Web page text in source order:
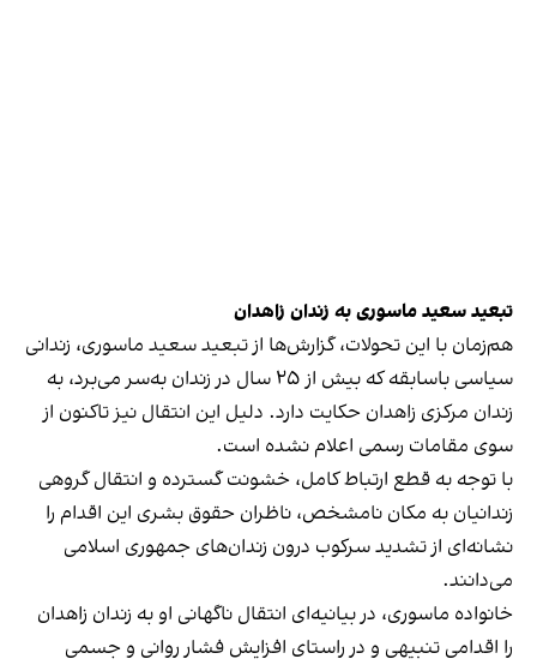
تبعید سعید ماسوری به زندان زاهدان
هم‌زمان با این تحولات، گزارش‌ها از تبعید سعید ماسوری، زندانی
سیاسی باسابقه که بیش از ۲۵ سال در زندان به‌سر می‌برد، به
زندان مرکزی زاهدان حکایت دارد. دلیل این انتقال نیز تاکنون از
سوی مقامات رسمی اعلام نشده است.
با توجه به قطع ارتباط کامل، خشونت گسترده و انتقال گروهی
زندانیان به مکان نامشخص، ناظران حقوق بشری این اقدام را
نشانه‌ای از تشدید سرکوب درون زندان‌های جمهوری اسلامی
می‌دانند.
خانواده ماسوری، در بیانیه‌ای انتقال ناگهانی او به زندان زاهدان
را اقدامی تنبیهی و در راستای افزایش فشار روانی و جسمی